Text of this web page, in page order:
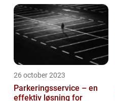
26 october 2023
Parkeringsservice – en
effektiv løsning for